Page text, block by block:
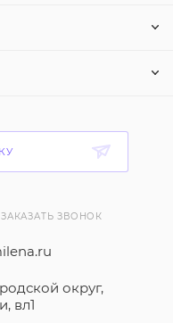
ЗАКАЗАТЬ ЗВОНОК
округ,
вл1